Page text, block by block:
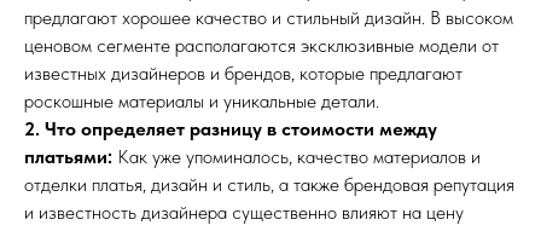
предлагают хорошее качество и стильный дизайн. В высоком
ценовом сегменте располагаются эксклюзивные модели от
известных дизайнеров и брендов, которые предлагают
роскошные материалы и уникальные детали.
2. Что определяет разницу в стоимости между
платьями: Как уже упоминалось, качество материалов и
отделки платья, дизайн и стиль, а также брендовая репутация
и известность дизайнера существенно влияют на цену